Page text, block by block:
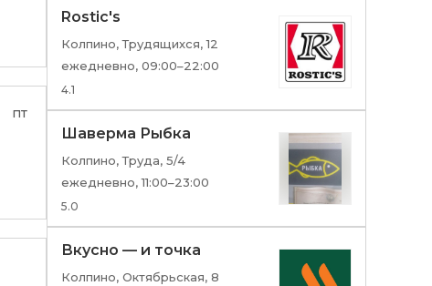
пт
Rostic's
Колпино, Трудящихся, 12
ежедневно, 09:00–22:00
4.1
Шаверма Рыбка
Колпино, Труда, 5/4
ежедневно, 11:00–23:00
5.0
Вкусно — и точка
Колпино, Октябрьская, 8